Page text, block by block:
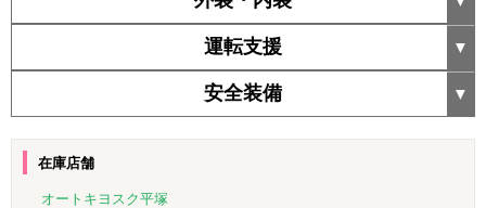
運転支援
安全装備
在庫店舗
オートキヨスク平塚